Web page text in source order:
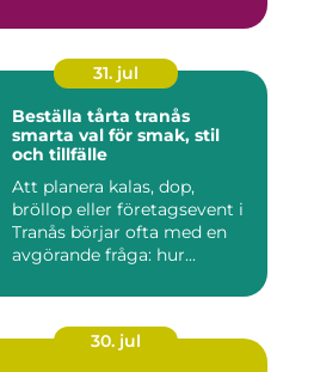
31. jul
Beställa tårta tranås
smarta val för smak, stil
och tillfälle
Att planera kalas, dop,
bröllop eller företagsevent i
Tranås börjar ofta med en
avgörande fråga: hur...
30. jul